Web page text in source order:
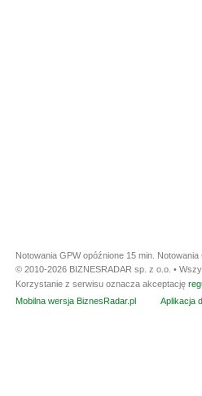
Notowania GPW opóźnione 15 min.
© 2010-2026 BIZNESRADAR sp. z o.o. •
Korzystanie z serwisu oznacza akceptację
Mobilna wersja BiznesRadar.pl
Aplikacja